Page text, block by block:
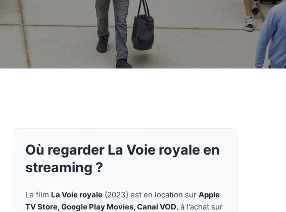
Où regarder La Voie royale en
streaming ?
Le film La Voie royale (2023) est en location surApple
TV Store, Google Play Movies, Canal VOD, à l'achat sur